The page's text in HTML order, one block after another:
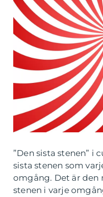
”Den sista stenen” i
sista stenen som
omgång. Det är den
stenen i varje